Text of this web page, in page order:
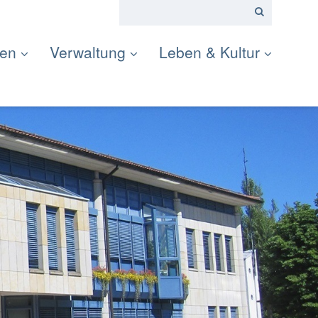
Verwaltung Leben & Kultur